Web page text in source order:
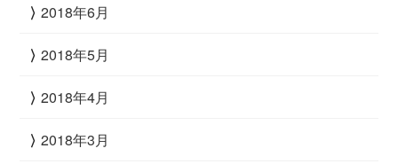
2018年6月
2018年5月
2018年4月
2018年3月